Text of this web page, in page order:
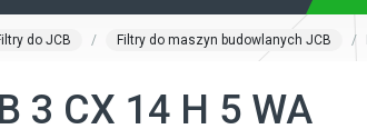
do JCB Filtry do maszyn budowlanych JCB
3 CX 14 H 5 WA